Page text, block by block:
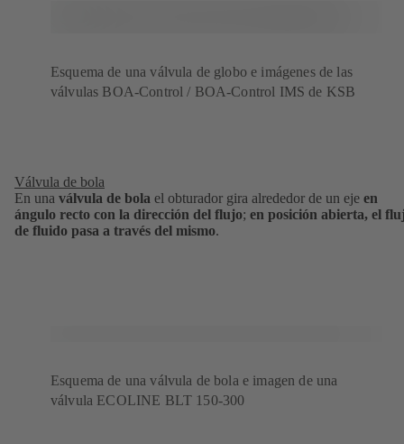
Esquema de una válvula de globo e imágenes de las
válvulas BOA-Control / BOA-Control IMS de KSB
Válvula de bola
En una válvula de bola el obturador gira alrededor de un eje en
ángulo recto con la dirección del flujo; en posición abierta, el
de fluido pasa a través del mismo.
Esquema de una válvula de bola e imagen de una
válvula ECOLINE BLT 150-300